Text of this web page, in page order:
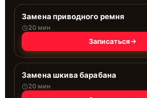
Замена приводного ремня
20 мин
Записаться
Замена шкива барабана
20 мин